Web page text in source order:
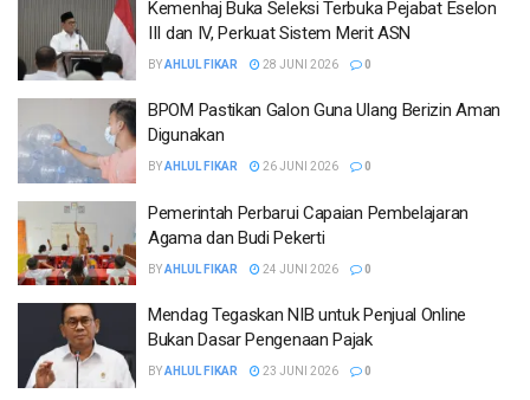
Kemenhaj Buka Seleksi Terbuka Pejabat Eselon
III dan IV, Perkuat Sistem Merit ASN
BYAHLUL FIKAR 28 JUNI 2026 0
BPOM Pastikan Galon Guna Ulang Berizin Aman
Digunakan
BYAHLUL FIKAR 26 JUNI 2026 0
Pemerintah Perbarui Capaian Pembelajaran
Agama dan Budi Pekerti
BYAHLUL FIKAR 24 JUNI 2026 0
Mendag Tegaskan NIB untuk Penjual Online
Bukan Dasar Pengenaan Pajak
BYAHLUL FIKAR 23 JUNI 2026 0